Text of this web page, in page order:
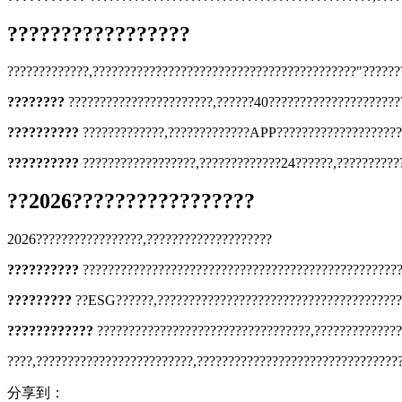
?????????????????
????????
??????????
??????????
??2026?????????????????
2026?????????????????,????????????????????
??????????
?????????
????????????
分享到：